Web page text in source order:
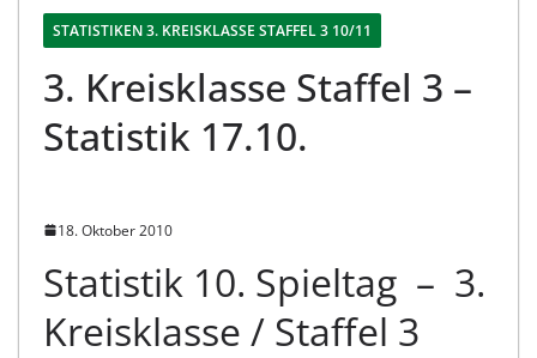
STATISTIKEN 3. KREISKLASSE STAFFEL 3 10/11
3. Kreisklasse Staffel 3 –
Statistik 17.10.
18. Oktober 2010
Statistik 10. Spieltag – 3.
Kreisklasse / Staffel 3